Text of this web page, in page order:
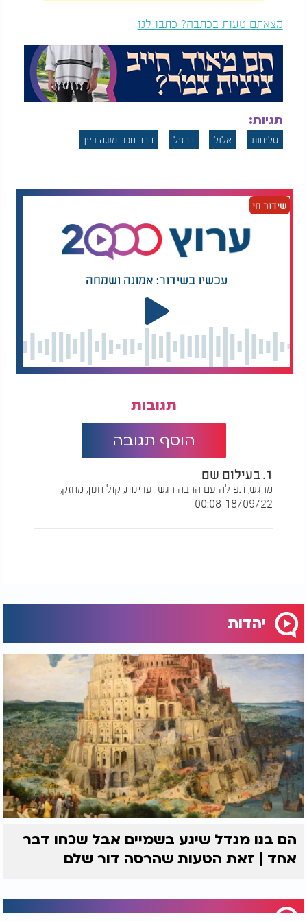
מצאתם טעות בכתבה? כתבו לנו
תגיות:
סליחות אלול ברזיל הרב חכם משה דיין
שידור חי
עכשיו בשידור: אמונה ושמחה
תגובות
הוסף תגובה
1. בעילום שם
מרגש, תפילה עם הרבה רגש ועדינות, קול חנון, מחזק,
18/09/22 00:08
יהדות
הם בנו מגדל שיגע בשמיים אבל שכחו דבר
אחד | זאת הטעות שהרסה דור שלם